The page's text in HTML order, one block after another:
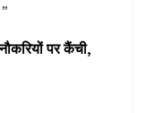
पर कैंची,